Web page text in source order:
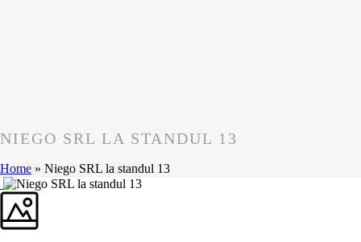
NIEGO SRL LA STANDUL 13
Home » Niego SRL la standul 13